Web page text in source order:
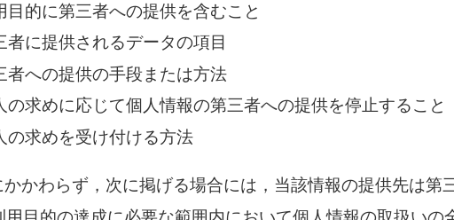
目的に第三者への提供を含むこと
者に提供されるデータの項目
者への提供の手段または方法
の求めに応じて個人情報の第三者への提供を停止すること
の求めを受け付ける方法
かわらず，次に掲げる場合には，当該情報の提供先は第